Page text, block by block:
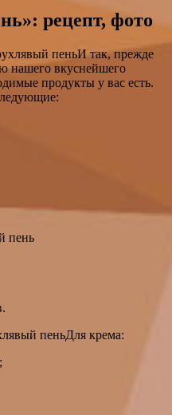
рецепт, фото
И так, прежде
нашего вкуснейшего
продукты у вас есть.
Для крема: